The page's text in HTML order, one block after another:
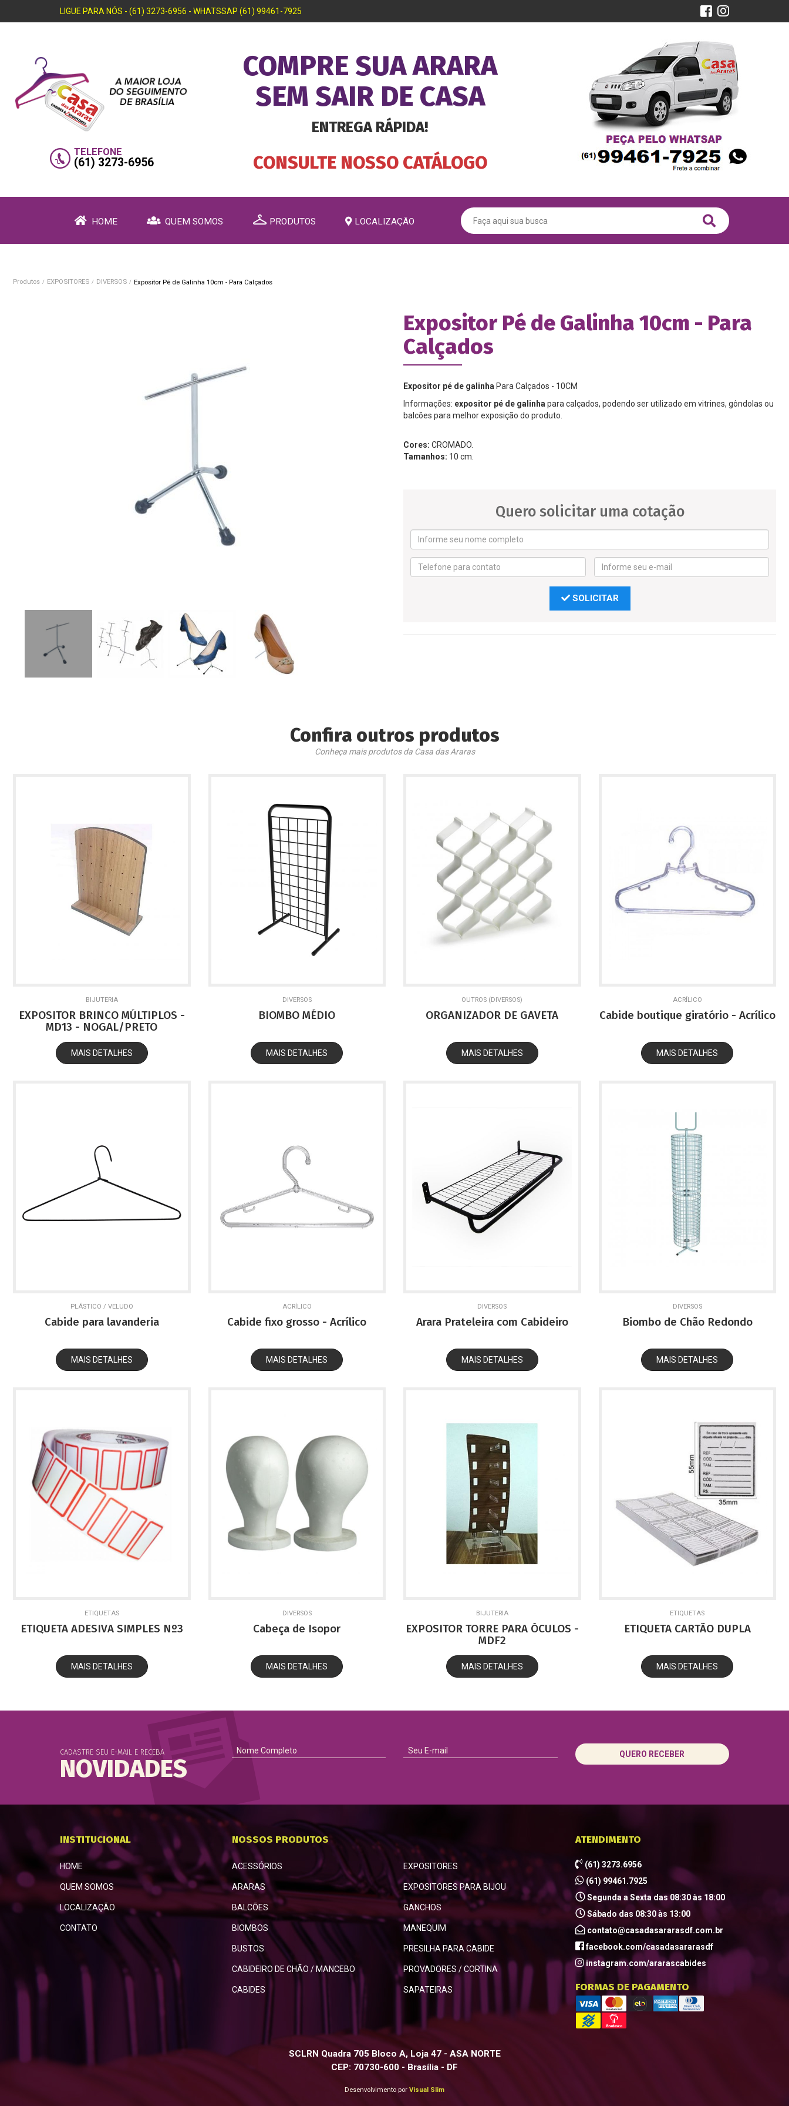
LIGUE PARA NÓS - (61) 3273-6956 - WHATSSAP (61) 99461-7925
TELEFONE
(61) 3273-6956
COMPRE SUA ARARA
SEM SAIR DE CASA
ENTREGA RÁPIDA!
CONSULTE NOSSO CATÁLOGO
HOME QUEM SOMOS PRODUTOS LOCALIZAÇÃO
Produtos / EXPOSITORES / DIVERSOS / Expositor Pé de Galinha 10cm - Para Calçados
Expositor Pé de Galinha 10cm - Para
Calçados
Expositor pé de galinha Para Calçados - 10CM
Informações: expositor pé de galinhapara calçados, podendo ser utilizado em vitrines, gôndolas ou
balcões para melhor exposição do produto.
Cores: CROMADO.
Tamanhos: 10 cm.
Quero solicitar uma cotação
SOLICITAR
Confira outros produtos
Conheça mais produtos da Casa das Araras
BIJUTERIA
EXPOSITOR BRINCO MÚLTIPLOS -
MD13 - NOGAL/PRETO
MAIS DETALHES
DIVERSOS
BIOMBO MÉDIO
MAIS DETALHES
OUTROS (DIVERSOS)
ORGANIZADOR DE GAVETA
MAIS DETALHES
ACRÍLICO
Cabide boutique giratório - Acrílico
MAIS DETALHES
PLÁSTICO / VELUDO
Cabide para lavanderia
MAIS DETALHES
ACRÍLICO
Cabide fixo grosso - Acrílico
MAIS DETALHES
DIVERSOS
Arara Prateleira com Cabideiro
MAIS DETALHES
DIVERSOS
Biombo de Chão Redondo
MAIS DETALHES
ETIQUETAS
ETIQUETA ADESIVA SIMPLES Nº3
MAIS DETALHES
DIVERSOS
Cabeça de Isopor
MAIS DETALHES
BIJUTERIA
EXPOSITOR TORRE PARA ÓCULOS -
MDF2
MAIS DETALHES
ETIQUETAS
ETIQUETA CARTÃO DUPLA
MAIS DETALHES
CADASTRE SEU E-MAIL E RECEBA
NOVIDADES QUERO RECEBER
INSTITUCIONAL
HOME
QUEM SOMOS
LOCALIZAÇÃO
CONTATO
NOSSOS PRODUTOS
ACESSÓRIOS
ARARAS
BALCÕES
BIOMBOS
BUSTOS
CABIDEIRO DE CHÃO / MANCEBO
CABIDES
EXPOSITORES
EXPOSITORES PARA BIJOU
GANCHOS
MANEQUIM
PRESILHA PARA CABIDE
PROVADORES / CORTINA
SAPATEIRAS
ATENDIMENTO
(61) 3273.6956
(61) 99461.7925
Segunda a Sexta das 08:30 às 18:00
Sábado das 08:30 às 13:00
contato@casadasararasdf.com.br
facebook.com/casadasararasdf
instagram.com/ararascabides
FORMAS DE PAGAMENTO
SCLRN Quadra 705 Bloco A, Loja 47 - ASA NORTE
CEP: 70730-600 - Brasília - DF
Desenvolvimento por Visual Slim